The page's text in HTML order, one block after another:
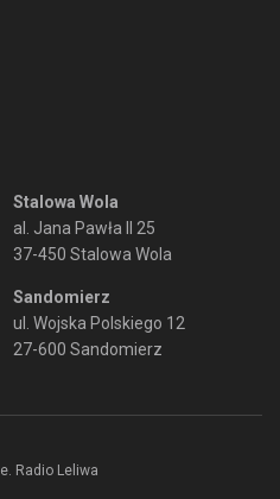
Stalowa Wola
al. Jana Pawła II 25
37-450 Stalowa Wola
Sandomierz
ul. Wojska Polskiego 12
27-600 Sandomierz
Radio Leliwa